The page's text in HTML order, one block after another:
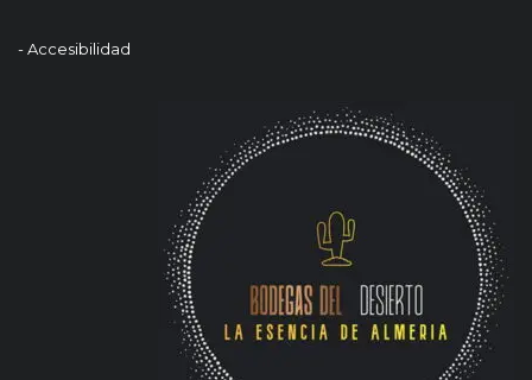
- Accesibilidad